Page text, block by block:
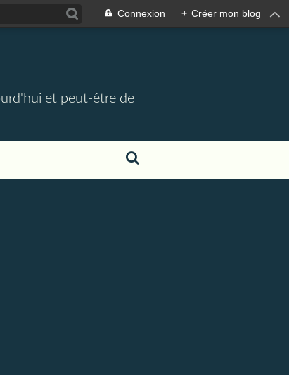
Connexion + Créer mon blog
et peut-être de